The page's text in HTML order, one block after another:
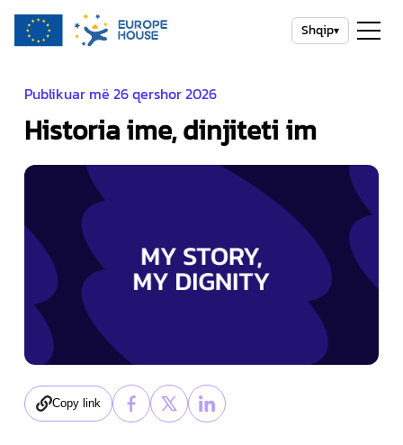
Shqip▾
Publikuar më 26 qershor 2026
Historia ime, dinjiteti im
Copy link